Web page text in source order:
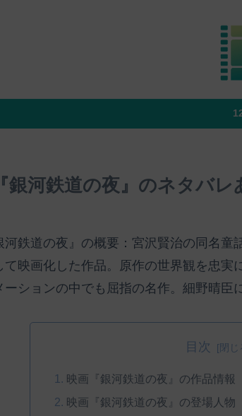
銀河鉄道の夜』のネタバ
河鉄道の夜』の概要：宮沢賢治の同名童
て映画化した作品。原作の世界観を忠
ーションの中でも屈指の名作。細野晴臣
目次
映画『銀河鉄道の夜』の作品情報
映画『銀河鉄道の夜』の登場人物